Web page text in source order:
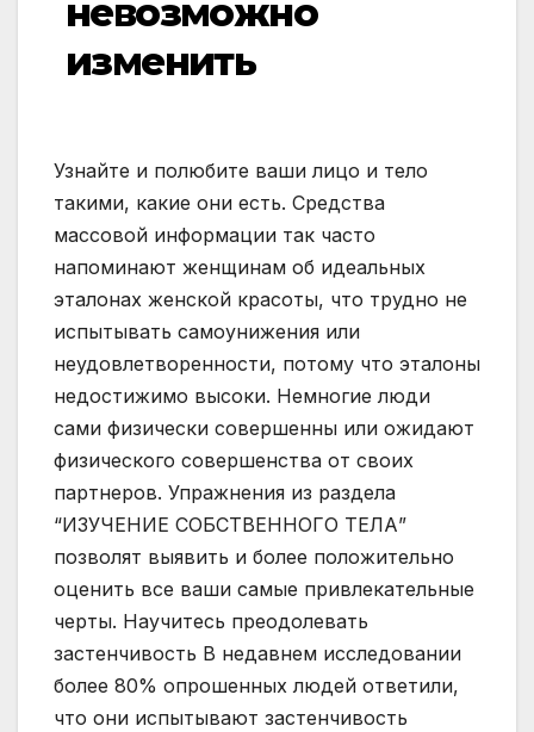
невозможно
изменить
Узнайте и полюбите ваши лицо и тело
такими, какие они есть. Средства
массовой информации так часто
напоминают женщинам об идеальных
эталонах женской красоты, что трудно не
испытывать самоунижения или
неудовлетворенности, потому что эталоны
недостижимо высоки. Немногие люди
сами физически совершенны или ожидают
физического совершенства от своих
партнеров. Упражнения из раздела
“ИЗУЧЕНИЕ СОБСТВЕННОГО ТЕЛА”
позволят выявить и более положительно
оценить все ваши самые привлекательные
черты. Научитесь преодолевать
застенчивость В недавнем исследовании
более 80% опрошенных людей ответили,
что они испытывают застенчивость